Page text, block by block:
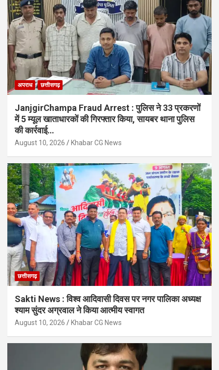
अपराध छत्तीसगढ़
JanjgirChampa Fraud Arrest : पुलिस ने 33 प्रकरणों
में 5 म्यूल खाताधारकों की गिरफ्तार किया, सायबर थाना पुलिस
की कार्रवाई…
August 10, 2026 Khabar CG News
छत्तीसगढ़
Sakti News : विश्व आदिवासी दिवस पर नगर पालिका अध्यक्ष
श्याम सुंदर अग्रवाल ने किया आत्मीय स्वागत
August 10, 2026 Khabar CG News